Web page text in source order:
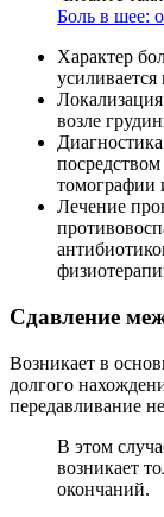
Боль в шее:
Характер
возле
томографии
Лечение
Сдавление
Возникает в
долгого
передавливание
В этом
возникает
окончаний.